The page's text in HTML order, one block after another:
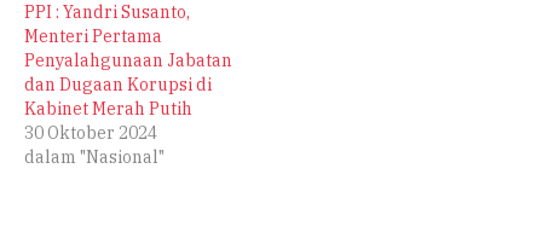
PPI : Yandri Susanto,
Menteri Pertama
Penyalahgunaan Jabatan
dan Dugaan Korupsi di
Kabinet Merah Putih
30 Oktober 2024
dalam "Nasional"